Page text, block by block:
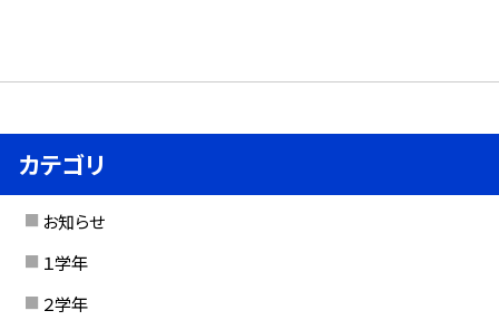
カテゴリ
お知らせ
１学年
２学年